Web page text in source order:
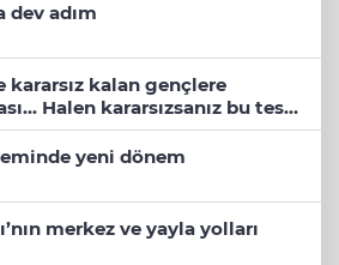
dev adım
kararsız kalan gençlere
Halen kararsızsanız bu testi
yeni dönem
merkez ve yayla yolları